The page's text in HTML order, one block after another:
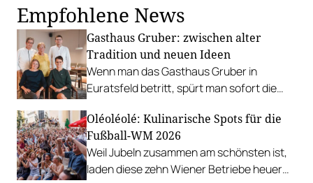
Empfohlene News
Gasthaus Gruber: zwischen alter
Tradition und neuen Ideen
Wenn man das Gasthaus Gruber in
Euratsfeld betritt, spürt man sofort die
Esprit. Die Besitzer:innen verbinden das
handwerkliche Können der eigenen
Fleischerei mit kreativen Kochideen.
Oléoléolé: Kulinarische Spots für die
Fußball-WM 2026
Weil Jubeln zusammen am schönsten ist,
laden diese zehn Wiener Betriebe heuer